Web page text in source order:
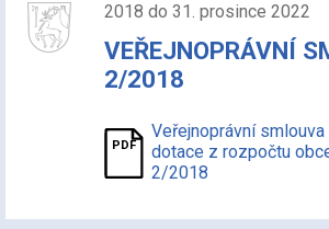
2018 do 31. prosince 2022
VEŘEJNOPRÁVNÍ
2/2018
Veřejnoprávní
dotace z rozpočtu
2/2018